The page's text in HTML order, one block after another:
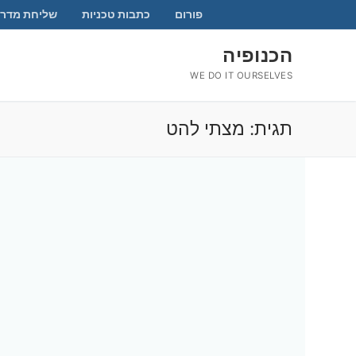
לתוכן
פורום כתבות טכניות שליחת
הכנופיה
WE DO IT OURSELVES
תגית: מצתי להט